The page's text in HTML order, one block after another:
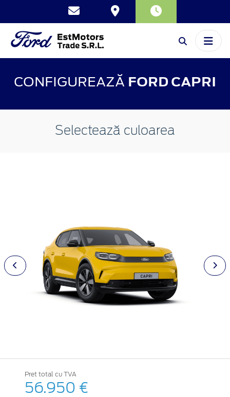
CONFIGUREAZĂ FORD CAPRI
Selectează culoarea
Pret total cu TVA
56.950 €